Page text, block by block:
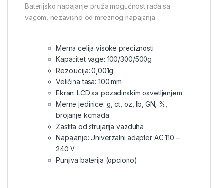
Baterijsko napajanje pruža mogućnost rada sa
vagom, nezavisno od mreznog napajanja
Merna celija visoke preciznosti
Kapacitet vage: 100/300/500g
Rezolucija: 0,001g
Veličina tasa: 100 mm
Ekran: LCD sa pozadinskim osvetljenjem
Merne jedinice: g, ct, oz, lb, GN, %,
brojanje komada
Zastita od strujanja vazduha
Napajanje: Univerzalni adapter AC 110 –
240 V
Punjiva baterija (opciono)